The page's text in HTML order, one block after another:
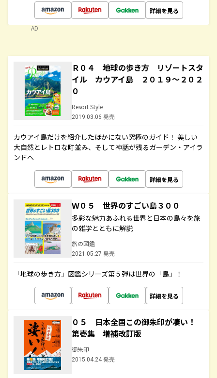
詳細を見る
AD
Ｒ０４ 地球の歩き方 リゾートスタ
イル カウアイ島 ２０１９～２０２
０
Resort Style
2019.03.06 発売
カウアイ島だけを紹介したほかにない究極のガイド！ 美しい
大自然とレトロな町並み、そして神話が残るガーデン・アイラ
ンドへ
詳細を見る
Ｗ０５ 世界のすごい島３００
多彩な魅力あふれる世界と日本の島々を旅
の雑学とともに解説
旅の図鑑
2021.05.27 発売
「地球の歩き方」図鑑シリーズ第５弾は世界の「島」！
詳細を見る
０５ 日本全国この御朱印が凄い！
第壱集 増補改訂版
御朱印
2015.04.24 発売